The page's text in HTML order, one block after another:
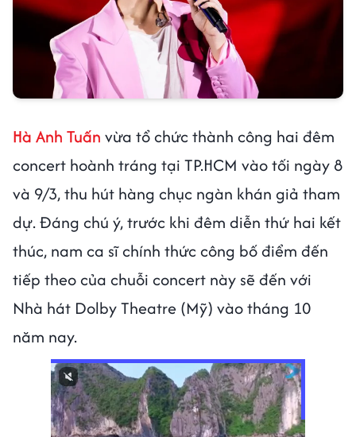
Hà Anh Tuấn vừa tổ chức thành công hai đêm
concert hoành tráng tại TP.HCM vào tối ngày 8
và 9/3, thu hút hàng chục ngàn khán giả tham
dự. Đáng chú ý, trước khi đêm diễn thứ hai kết
thúc, nam ca sĩ chính thức công bố điểm đến
tiếp theo của chuỗi concert này sẽ đến với
Nhà hát Dolby Theatre (Mỹ) vào tháng 10
năm nay.